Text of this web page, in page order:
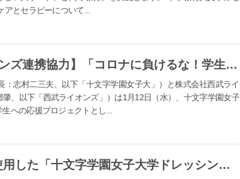
アとセラピーについて...
【十文字学園女子大学×西武ライオンズ連携協力】「コロナに負けるな！学生応援プロジェクト」を実施
志村二三夫、以下「十文字学園女子大」）と株式会社西武ライ
、以下「西武ライオンズ」）は1月12日（水）、十文字学園女子
への応援プロジェクトとし...
地元新座市の地場野菜をたっぷり使用した「十文字学園女子大学ドレッシングセット」が丸広百貨店のお歳暮として販売中